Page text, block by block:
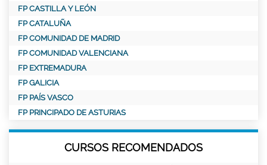
FP CASTILLA Y LEÓN
FP CATALUÑA
FP COMUNIDAD DE MADRID
FP COMUNIDAD VALENCIANA
FP EXTREMADURA
FP GALICIA
FP PAÍS VASCO
FP PRINCIPADO DE ASTURIAS
CURSOS RECOMENDADOS